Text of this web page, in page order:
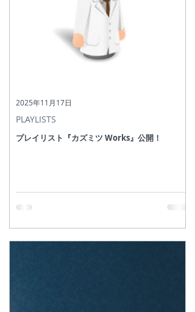
プレイリスト『カズミツ Works』公開！
PLAYLISTS
2025年11月17日